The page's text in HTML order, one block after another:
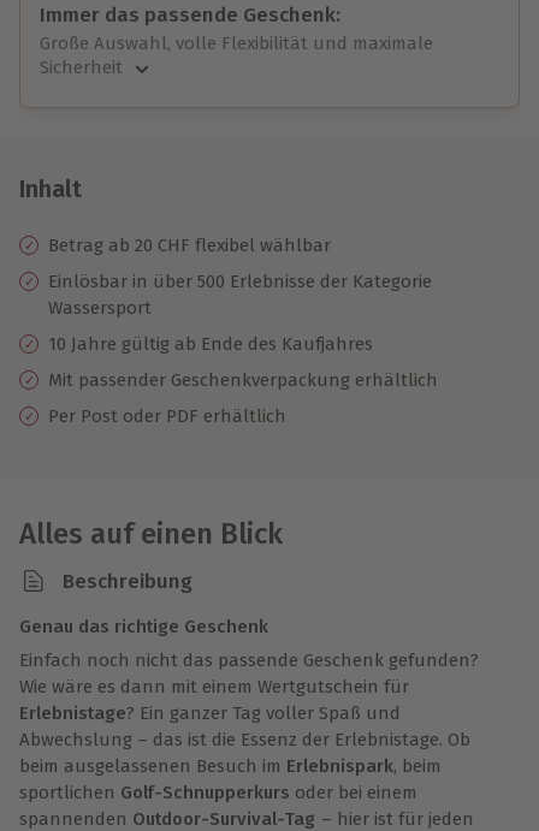
Immer das passende Geschenk:
Große Auswahl, volle Flexibilität und maximale
Sicherheit
Jeder Gutschein für alle Erlebnisse einlösbar.
10 Jahre gültig & verlängerbar.
Inhalt
Betrag ab 20 CHF flexibel wählbar
Einlösbar in über 500 Erlebnisse der Kategorie
Wassersport
10 Jahre gültig ab Ende des Kaufjahres
Mit passender Geschenkverpackung erhältlich
Per Post oder PDF erhältlich
Alles auf einen Blick
Beschreibung
Genau das richtige Geschenk
Einfach noch nicht das passende Geschenk gefunden?
Wie wäre es dann mit einem Wertgutschein für
Erlebnistage? Ein ganzer Tag voller Spaß und
Abwechslung – das ist die Essenz der Erlebnistage. Ob
beim ausgelassenen Besuch im Erlebnispark, beim
sportlichen Golf-Schnupperkurs oder bei einem
spannenden Outdoor-Survival-Tag – hier ist für jeden